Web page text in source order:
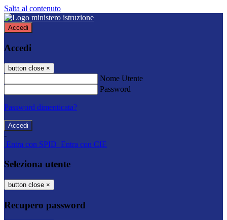
Salta al contenuto
Accedi
Accedi
button close ×
Nome Utente
Password
Password dimenticata?
-
Entra con SPID Entra con CIE
Seleziona utente
button close ×
Recupero password